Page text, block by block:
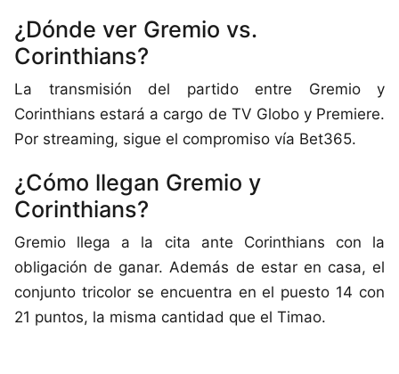
¿Dónde ver Gremio vs.
Corinthians?
La transmisión del partido entre Gremio y
Corinthians estará a cargo de TV Globo y Premiere.
Por streaming, sigue el compromiso vía Bet365.
¿Cómo llegan Gremio y
Corinthians?
Gremio llega a la cita ante Corinthians con la
obligación de ganar. Además de estar en casa, el
conjunto tricolor se encuentra en el puesto 14 con
21 puntos, la misma cantidad que el Timao.